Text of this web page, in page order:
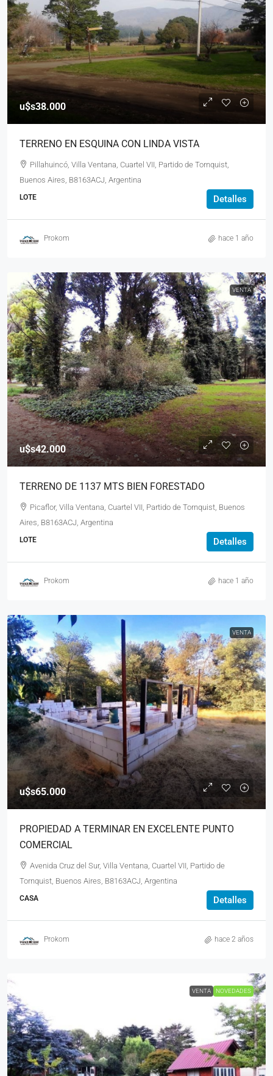
u$s38.000
TERRENO EN ESQUINA CON LINDA VISTA
Pillahuincó, Villa Ventana, Cuartel VII, Partido de Tornquist,
Buenos Aires, B8163ACJ, Argentina
LOTE Detalles
Prokom hace 1 año
VENTA
u$s42.000
TERRENO DE 1137 MTS BIEN FORESTADO
Picaflor, Villa Ventana, Cuartel VII, Partido de Tornquist, Buenos
Aires, B8163ACJ, Argentina
LOTE Detalles
Prokom hace 1 año
VENTA
u$s65.000
PROPIEDAD A TERMINAR EN EXCELENTE PUNTO
COMERCIAL
Avenida Cruz del Sur, Villa Ventana, Cuartel VII, Partido de
Tornquist, Buenos Aires, B8163ACJ, Argentina
CASA Detalles
Prokom hace 2 años
VENTA NOVEDADES